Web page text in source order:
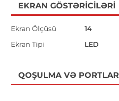
EKRAN GÖSTƏRICILƏRI
Ekran Ölçüsü
14
Ekran Tipi
LED
QOŞULMA VƏ PORTLAR